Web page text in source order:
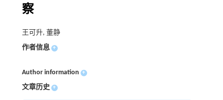
察
王可升, 董静
作者信息 +
Author information +
文章历史 +